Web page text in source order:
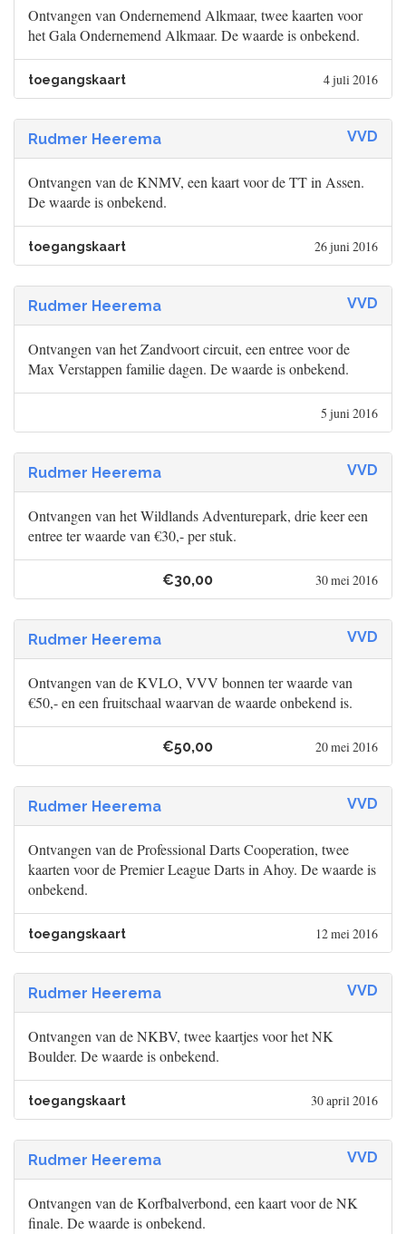
Ontvangen van Ondernemend Alkmaar, twee kaarten voor
het Gala Ondernemend Alkmaar. De waarde is onbekend.
toegangskaart 4 juli 2016
Rudmer Heerema VVD
Ontvangen van de KNMV, een kaart voor de TT in Assen.
De waarde is onbekend.
toegangskaart 26 juni 2016
Rudmer Heerema VVD
Ontvangen van het Zandvoort circuit, een entree voor de
Max Verstappen familie dagen. De waarde is onbekend.
5 juni 2016
Rudmer Heerema VVD
Ontvangen van het Wildlands Adventurepark, drie keer een
entree ter waarde van €30,- per stuk.
€30,00 30 mei 2016
Rudmer Heerema VVD
Ontvangen van de KVLO, VVV bonnen ter waarde van
€50,- en een fruitschaal waarvan de waarde onbekend is.
€50,00 20 mei 2016
Rudmer Heerema VVD
Ontvangen van de Professional Darts Cooperation, twee
kaarten voor de Premier League Darts in Ahoy. De waarde is
onbekend.
toegangskaart 12 mei 2016
Rudmer Heerema VVD
Ontvangen van de NKBV, twee kaartjes voor het NK
Boulder. De waarde is onbekend.
toegangskaart 30 april 2016
Rudmer Heerema VVD
Ontvangen van de Korfbalverbond, een kaart voor de NK
finale. De waarde is onbekend.